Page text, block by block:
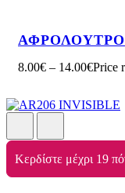
ΑΦΡΟΛΟΥΤΡΟ
8.00€ – 14.00€Price
Κερδίστε μέχρι 19